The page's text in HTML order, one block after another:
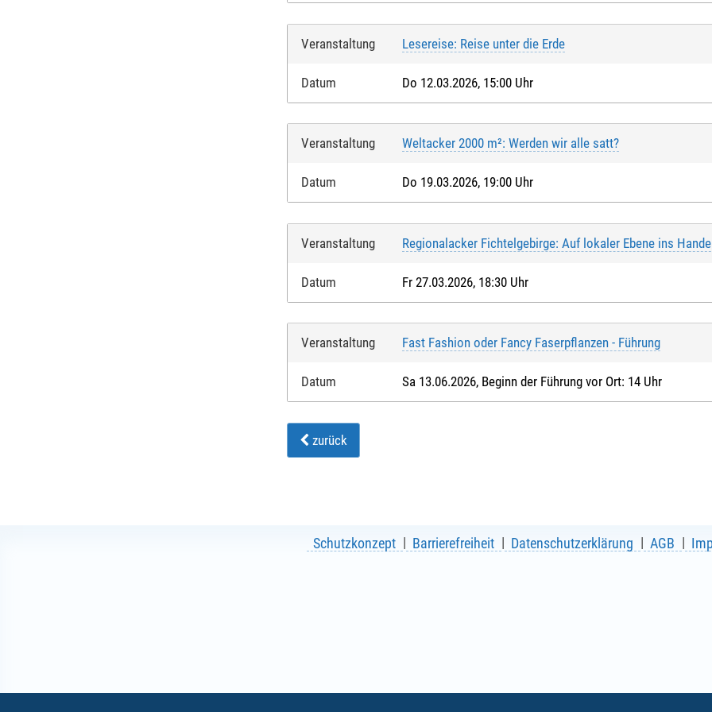
Veranstaltung Lesereise: Reise unter die Erde
Datum Do 12.03.2026, 15:00 Uhr
Veranstaltung Weltacker 2000 m²: Werden wir alle satt?
Datum Do 19.03.2026, 19:00 Uhr
Veranstaltung Regionalacker Fichtelgebirge: Auf lokaler Ebene ins
Datum Fr 27.03.2026, 18:30 Uhr
Veranstaltung Fast Fashion oder Fancy Faserpflanzen - Führung
Datum Sa 13.06.2026, Beginn der Führung vor Ort: 14 Uhr
zurück
Schutzkonzept Barrierefreiheit Datenschutzerklärung AGB